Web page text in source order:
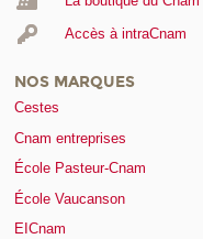
Accès à intraCnam
NOS MARQUES
Cestes
Cnam entreprises
École Pasteur-Cnam
École Vaucanson
EICnam